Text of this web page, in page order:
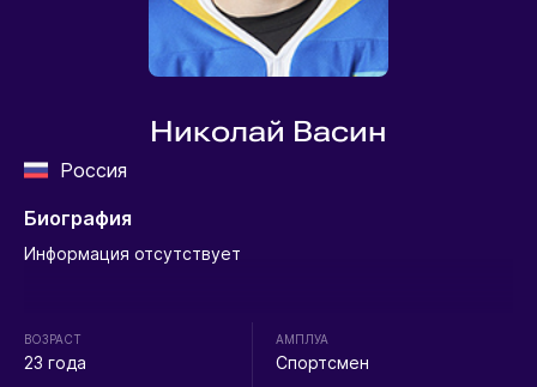
Николай Васин
Россия
Биография
Информация отсутствует
ВОЗРАСТ
23 года
АМПЛУА
Спортсмен